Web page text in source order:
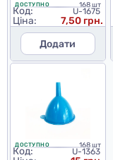
ДОСТУПНО 168 шт
Код: U-1675
Ціна:
7,50 грн.
Додати
ДОСТУПНО 168 шт
Код: U-1363